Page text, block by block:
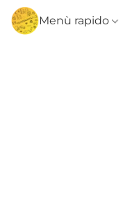
Menù rapido